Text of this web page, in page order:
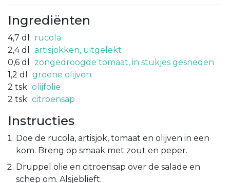
Ingrediënten
4,7 dl
rucola
2,4 dl
artisjokken, uitgelekt
0,6 dl
zongedroogde tomaat, in stukjes gesneden
1,2 dl
groene olijven
2 tsk olijfolie
2 tsk citroensap
Instructies
Doe de rucola, artisjok, tomaat en olijven in een
kom. Breng op smaak met zout en peper.
Druppel olie en citroensap over de salade en
schep om. Alsjeblieft.